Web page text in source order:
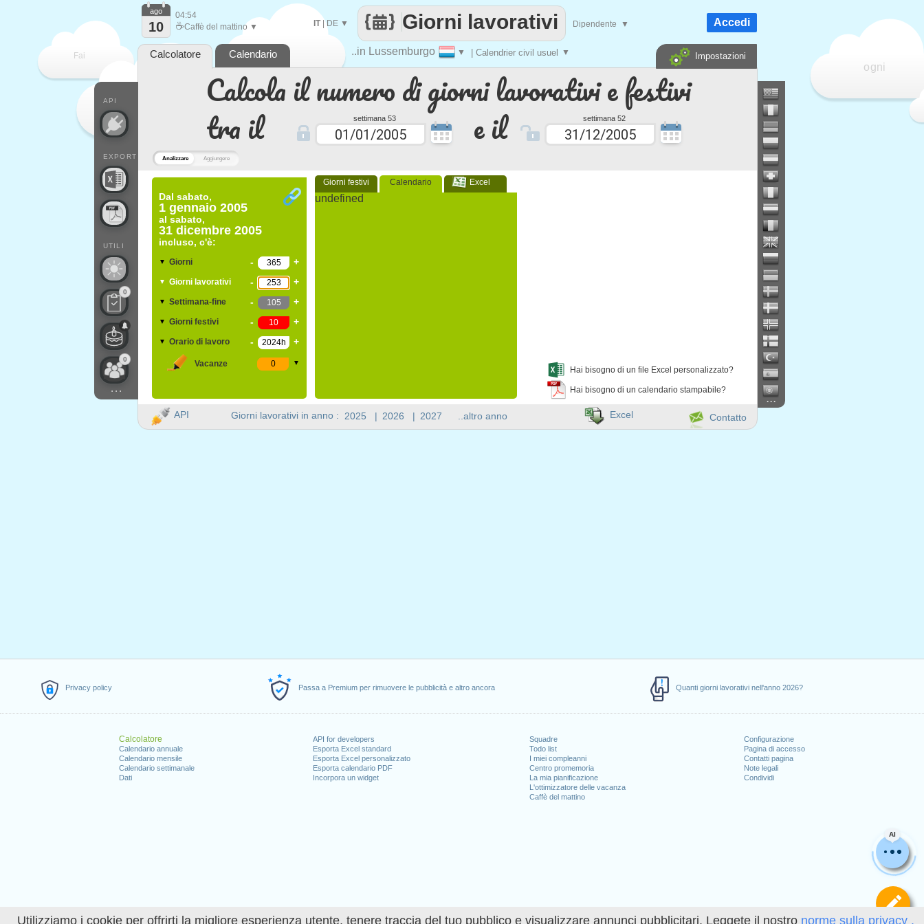
Utilizziamo i cookie per offrirti la migliore esperienza utente, tenere traccia del tuo pubblico e visualizzare annunci pubblicitari. Leggete il nostro norme sulla privacy .
Privacy policy Passa a Premium per rimuovere le pubblicità e altro ancora Quanti giorni lavorativi nell'anno 2026?
Calcolatore
Calendario annuale
Calendario mensile
Calendario settimanale
Dati
API for developers
Esporta Excel standard
Esporta Excel personalizzato
Esporta calendario PDF
Incorpora un widget
Squadre
Todo list
I miei compleanni
Centro promemoria
La mia pianificazione
L'ottimizzatore delle vacanza
Caffè del mattino
Configurazione
Pagina di accesso
Contatti pagina
Note legali
Condividi
Analizzare Aggiungere
Calcola il numero di giorni lavorativi e festivi
tra il
settimana 53 e il settimana 52
Dal sabato,
1 gennaio 2005
al sabato,
31 dicembre 2005
incluso, c'è:
▼ Giorni - +
▼ Giorni lavorativi - +
▼ Settimana-fine - +
▼ Giorni festivi - +
▼ Orario di lavoro - +
Vacanze ▼
Giorni festivi Calendario Excel
undefined
Hai bisogno di un file Excel personalizzato?
Hai bisogno di un calendario stampabile?
AI
Fai
ogni
..in Lussemburgo ▼ | Calendrier civil usuel ▼
Giorni lavorativi
IT|DE ▼ Dipendente ▼
API
EXPORT
UTILI
0
0
...
ago
10
04:54
☕Caffè del mattino ▼ Accedi
Calcolatore Calendario Impostazioni
Giorni lavorativi in anno : 2025 | 2026 | 2027 ..altro anno
...
API Contatto
Excel